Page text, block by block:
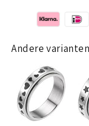
Zilver
Andere